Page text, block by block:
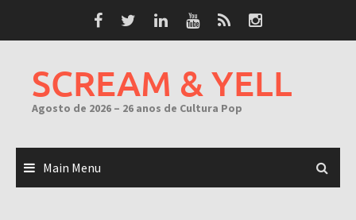
SCREAM & YELL
Agosto de 2026 – 26 anos de Cultura Pop
Main Menu